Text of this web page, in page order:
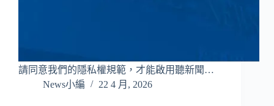
請同意我們的隱私權規範，才能啟用聽新聞…
News小編
22 4 月, 2026